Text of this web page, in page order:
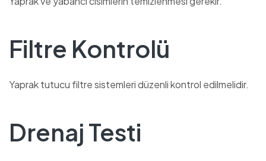
Filtre Kontrolü
Yaprak tutucu filtre sistemleri düzenli kontrol edilmelidir.
Drenaj Testi